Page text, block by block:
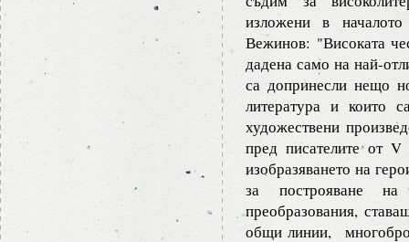
изложени в
Вежинов: "Високата
дадена само на най-
са допринесли нещо
литература и които
художествени
пред писателите от
изобразяването на
за построяване
преобразования,
общи линии,